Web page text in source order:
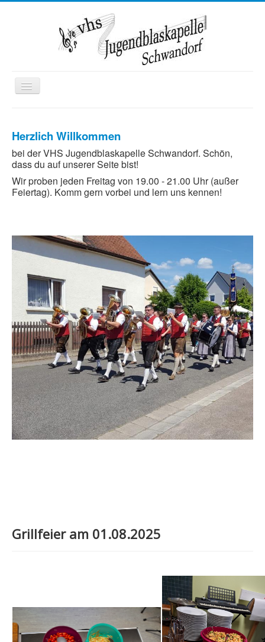
Toggle
Navigation
Wir über uns
Termine
Kontakt
Mitglied werden
Kooperationen
Herzlich Willkommen
bei der VHS Jugendblaskapelle Schwandorf. Schön,
dass du auf unserer Seite bist!
Wir proben jeden Freitag von 19.00 - 21.00 Uhr (außer
Feiertag). Komm gern vorbei und lern uns kennen!
Grillfeier am 01.08.2025